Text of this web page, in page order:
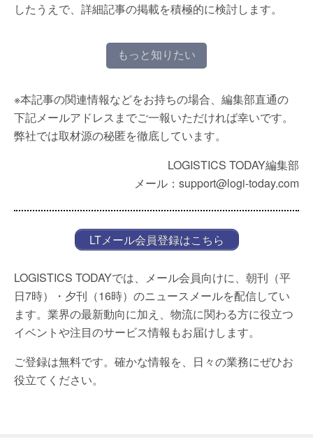
したうえで、詳細記事の掲載を積極的に検討します。
もっと知りたい
※本記事の関連情報などをお持ちの場合、編集部直通の
下記メールアドレスまでご一報いただければ幸いです。
弊社では取材源の秘匿を徹底しています。
LOGISTICS TODAY編集部
メール：support@logi-today.com
LTメール会員登録はこちら
LOGISTICS TODAYでは、メール会員向けに、朝刊（平
日7時）・夕刊（16時）のニュースメールを配信してい
ます。業界の最新動向に加え、物流に関わる方に役立つ
イベントや注目のサービス情報もお届けします。
ご登録は無料です。確かな情報を、日々の業務にぜひお
役立てください。